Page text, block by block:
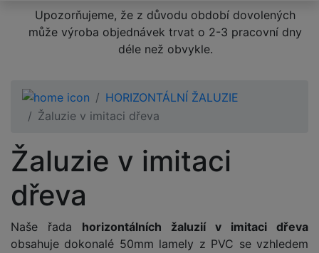
Upozorňujeme, že z důvodu období dovolených
může výroba objednávek trvat o 2-3 pracovní dny
déle než obvykle.
HORIZONTÁLNÍ ŽALUZIE
Žaluzie v imitaci dřeva
Žaluzie v imitaci
dřeva
Naše řada horizontálních žaluzií v imitaci dřeva
obsahuje dokonalé 50mm lamely z PVC se vzhledem